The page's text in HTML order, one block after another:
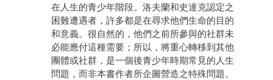
在人生的青少年階段。洛夫蘭和史達克認定之
困難遭遇者，許多都是在尋求他們生命的目的
和意義。很自然的，他們之前所參與的社群未
必能應付這種需要；所以，將重心轉移到其他
團體或社群，是一個後青少年時期常見的人生
問題，而非本書作者所企圖營造之特殊問題。